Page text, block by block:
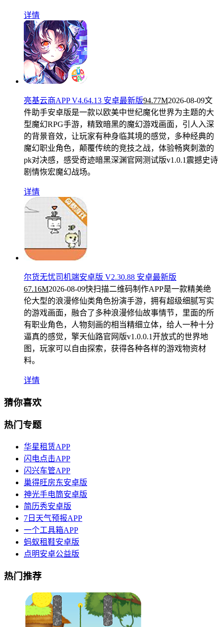
详情
亮基云商APP V4.64.13 安卓最新版94.77M2026-08-09文
件助手安卓版是一款以欧美中世纪魔化世界为主题的大
型魔幻RPG手游，精致暗黑的魔幻游戏画面，引人入深
的背景音效，让玩家有种身临其境的感觉，多种经典的
魔幻职业角色，颠覆传统的竞技之战，体验畅爽刺激的
pk对决感，感受奇迹暗黑深渊官网测试版v1.0.1震撼史诗
剧情恢宏魔幻战场。
详情
尔货无忧司机端安卓版 V2.30.88 安卓最新版
67.16M2026-08-09快扫描二维码制作APP是一款精美绝
伦大型的浪漫修仙类角色扮演手游，拥有超级细腻写实
的游戏画面，融合了多种浪漫修仙故事情节，里面的所
有职业角色，人物刻画的相当精细立体，给人一种十分
逼真的感觉，擎天仙路官网版v1.0.0.1开放式的世界地
图，玩家可以自由探索，获得各种各样的游戏物资材
料。
详情
猜你喜欢
热门专题
华星租赁APP
闪电点击APP
闪兴车管APP
巢得旺房东安卓版
神光手电筒安卓版
简历秀安卓版
7日天气预报APP
一个工具箱APP
蚂蚁租鞋安卓版
点明安卓公益版
热门推荐